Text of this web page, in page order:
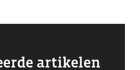
artikelen